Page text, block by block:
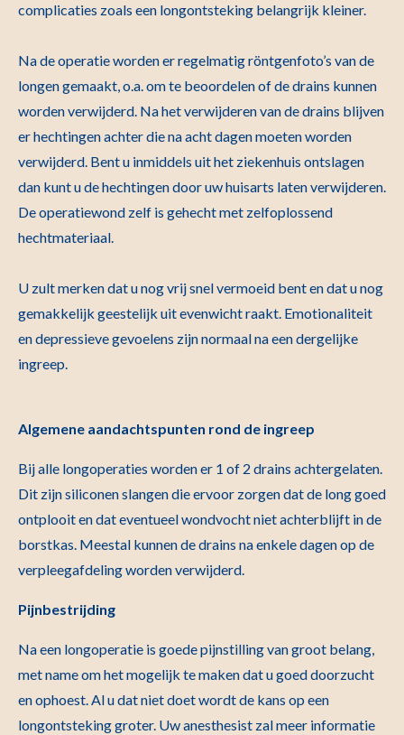
complicaties zoals een longontsteking belangrijk kleiner.
Na de operatie worden er regelmatig röntgenfoto’s van de
longen gemaakt, o.a. om te beoordelen of de drains kunnen
worden verwijderd. Na het verwijderen van de drains blijven
er hechtingen achter die na acht dagen moeten worden
verwijderd. Bent u inmiddels uit het ziekenhuis ontslagen
dan kunt u de hechtingen door uw huisarts laten verwijderen.
De operatiewond zelf is gehecht met zelfoplossend
hechtmateriaal.
U zult merken dat u nog vrij snel vermoeid bent en dat u nog
gemakkelijk geestelijk uit evenwicht raakt. Emotionaliteit
en depressieve gevoelens zijn normaal na een dergelijke
ingreep.
Algemene aandachtspunten rond de ingreep
Bij alle longoperaties worden er 1 of 2 drains achtergelaten.
Dit zijn siliconen slangen die ervoor zorgen dat de long goed
ontplooit en dat eventueel wondvocht niet achterblijft in de
borstkas. Meestal kunnen de drains na enkele dagen op de
verpleegafdeling worden verwijderd.
Pijnbestrijding
Na een longoperatie is goede pijnstilling van groot belang,
met name om het mogelijk te maken dat u goed doorzucht
en ophoest. Al u dat niet doet wordt de kans op een
longontsteking groter. Uw anesthesist zal meer informatie